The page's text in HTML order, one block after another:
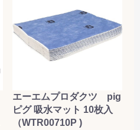
エーエムプロダクツ pig
ピグ 吸水マット 10枚入
（WTR00710P )